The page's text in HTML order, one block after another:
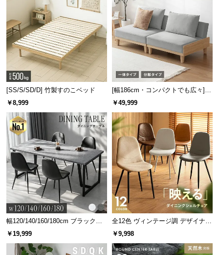
[SS/S/SD/D] 竹製すのこベッド
￥8,999
[幅186cm・コンパクトでも広々] 3
人掛けソファベッド リクライニン
グ 天然木フレーム 北欧
￥49,999
幅120/140/160/180cm ブラックフ
レーム ダイニング 大理石調 4人掛
￥19,999
全12色 ヴィンテージ調 デザイナー
ズシェルチェア
￥9,998